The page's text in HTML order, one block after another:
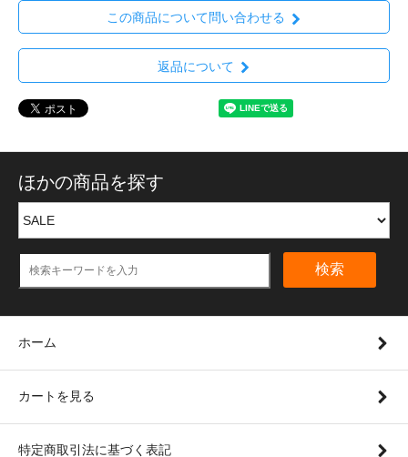
この商品について問い合わせる
返品について
ほかの商品を探す
検索
ホーム
カートを見る
特定商取引法に基づく表記